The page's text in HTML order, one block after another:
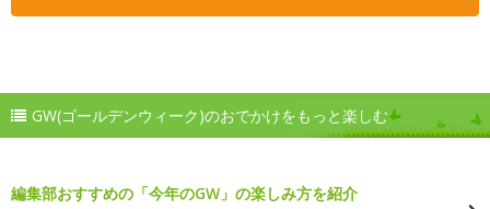
GW(ゴールデンウィーク)のおでかけをもっと楽しむ
編集部おすすめの「今年のGW」の楽しみ方を紹介